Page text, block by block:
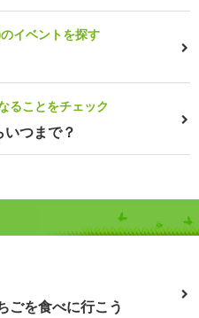
イベントを探す
ることをチェック
つまで？
ごを食べに行こう